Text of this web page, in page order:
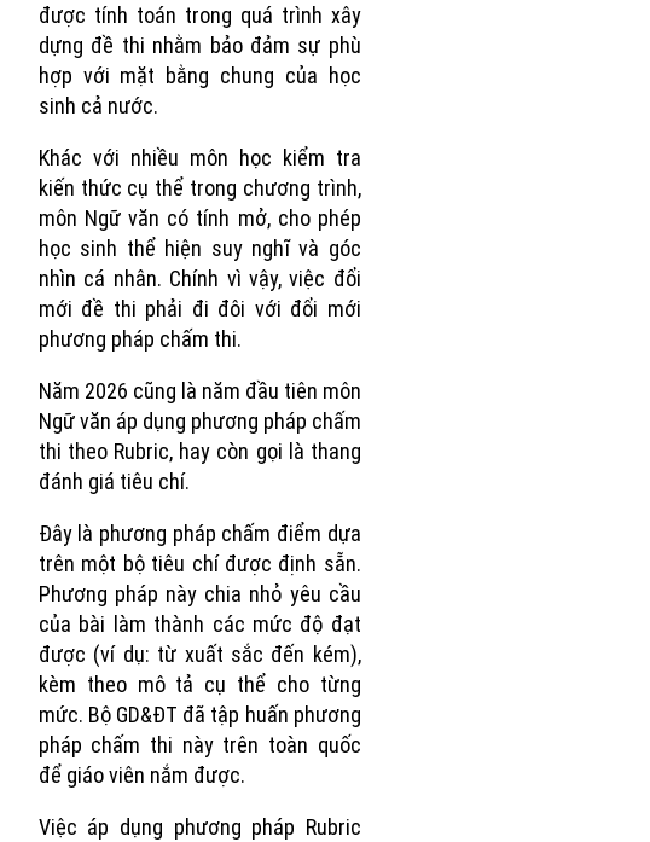
được tính toán trong quá trình xây
dựng đề thi nhằm bảo đảm sự phù
hợp với mặt bằng chung của học
sinh cả nước.
Khác với nhiều môn học kiểm tra
kiến thức cụ thể trong chương trình,
môn Ngữ văn có tính mở, cho phép
học sinh thể hiện suy nghĩ và góc
nhìn cá nhân. Chính vì vậy, việc đổi
mới đề thi phải đi đôi với đổi mới
phương pháp chấm thi.
Năm 2026 cũng là năm đầu tiên môn
Ngữ văn áp dụng phương pháp chấm
thi theo Rubric, hay còn gọi là thang
đánh giá tiêu chí.
Đây là phương pháp chấm điểm dựa
trên một bộ tiêu chí được định sẵn.
Phương pháp này chia nhỏ yêu cầu
của bài làm thành các mức độ đạt
được (ví dụ: từ xuất sắc đến kém),
kèm theo mô tả cụ thể cho từng
mức. Bộ GD&ĐT đã tập huấn phương
pháp chấm thi này trên toàn quốc
để giáo viên nắm được.
Việc áp dụng phương pháp Rubric